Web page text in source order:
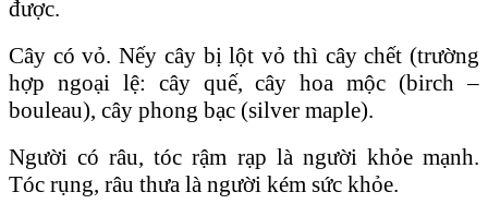
được.
Cây có vỏ. Nếy cây bị lột vỏ thì cây chết (trường
hợp ngoại lệ: cây quế, cây hoa mộc (birch –
bouleau), cây phong bạc (silver maple).
Người có râu, tóc rậm rạp là người khỏe mạnh.
Tóc rụng, râu thưa là người kém sức khỏe.